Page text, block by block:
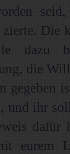
zierte. Die
dazu
die
gegeben
und ihr
dafür
eurem